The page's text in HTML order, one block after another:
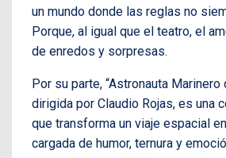
un mundo donde las reglas no
Porque, al igual que el teatro, el
de enredos y sorpresas.
Por su parte, “Astronauta Marinero
dirigida por Claudio Rojas, es una
que transforma un viaje espacial
cargada de humor, ternura y